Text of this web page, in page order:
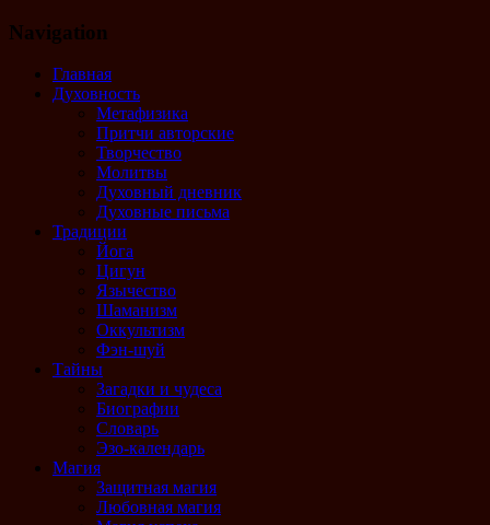
духовность
Navigation
Главная
Духовность
Метафизика
Притчи авторские
Творчество
Молитвы
Духовный дневник
Духовные письма
Традиции
Йога
Цигун
Язычество
Шаманизм
Оккультизм
Фэн-шуй
Тайны
Загадки и чудеса
Биографии
Словарь
Эзо-календарь
Магия
Защитная магия
Любовная магия